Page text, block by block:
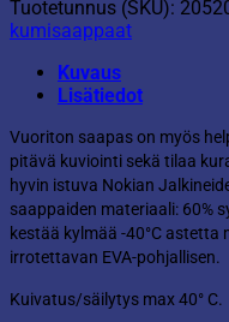
Tuotetunnus (SKU):
kumisaappaat
Kuvaus
Lisätiedot
Vuoriton saapas on myös
pitävä kuviointi sekä tilaa
hyvin istuva Nokian
saappaiden materiaali: 60%
kestää kylmää -40°C astetta
irrotettavan EVA-pohjallisen.
Kuivatus/säilytys max 40° C.